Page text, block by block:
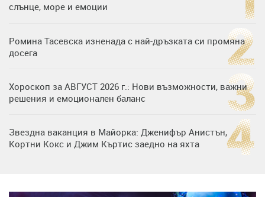
слънце, море и емоции
Ромина Тасевска изненада с най-дръзката си промяна
досега
Хороскоп за АВГУСТ 2026 г.: Нови възможности, важни
решения и емоционален баланс
Звездна ваканция в Майорка: Дженифър Анистън,
Кортни Кокс и Джим Къртис заедно на яхта
Братя Аргирови я изненадаха с песен